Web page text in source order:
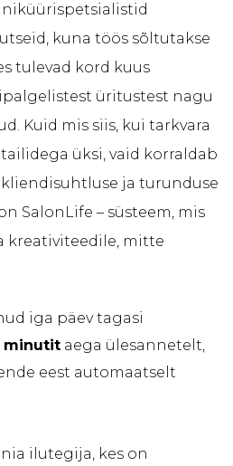
kuna töös sõltutakse
tulevad kord kuus
üritustest nagu
Kuid mis siis, kui tarkvara
üksi, vaid korraldab
ja turunduse
SalonLife – süsteem, mis
kreativiteedile, mitte
iga päev tagasi
minutit aega ülesannetelt,
eest automaatselt
ilutegija, kes on